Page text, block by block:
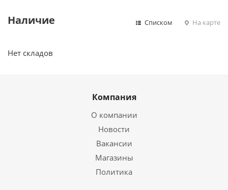
Наличие Списком На карте
Нет складов
Компания
О компании
Новости
Вакансии
Магазины
Политика